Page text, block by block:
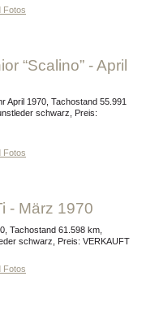
Fotos
schwarz, Preis:
Fotos
- März 1970
schwarz, Preis: VERKAUFT
Fotos